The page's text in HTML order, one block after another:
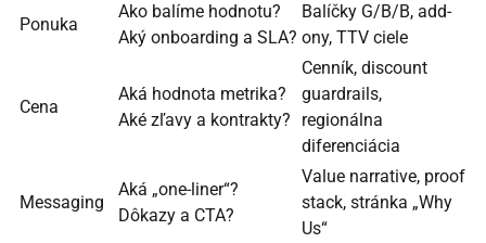
Ponuka
Ako balíme hodnotu?
Aký onboarding a SLA?
Balíčky G/B/B, add-
ony, TTV ciele
Cena
Aká hodnota metrika?
Aké zľavy a kontrakty?
Cenník, discount
guardrails,
regionálna
diferenciácia
Messaging
Aká „one-liner“?
Dôkazy a CTA?
Value narrative, proof
stack, stránka „Why
Us“